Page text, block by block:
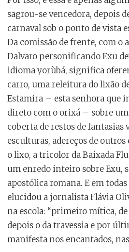
sagrou-se vencedora, depois
carnaval sob o ponto de vista
Da comissão de frente, com o
Dalvaro personificando Exu
idioma yorùbá, significa
carro, uma releitura do lixão
Estamira – esta senhora que
direto com o orixá – sobre
coberta de restos de fantasias
esculturas, adereços de
o lixo, a tricolor da Baixada
um enredo inteiro sobre Exu,
apostólica romana. E em todas
elucidou a jornalista Flávia
na escola: “primeiro mítica,
depois o da travessia e por
manifesta nos encantados,